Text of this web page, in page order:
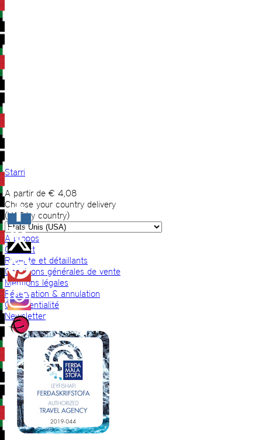
Starri
A partir de € 4,08
Choose your country delivery
(VAT by country)
A propos
Contact
Revente et détaillants
Conditions générales de vente
Mentions légales
Réservation & annulation
Confidentialité
Newsletter